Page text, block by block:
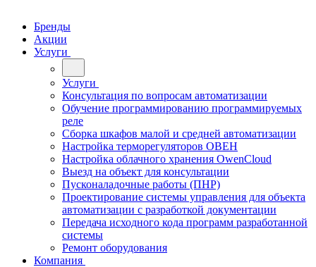
Бренды
Акции
Услуги
Услуги
Консультация по вопросам автоматизации
Обучение программированию программируемых
реле
Сборка шкафов малой и средней автоматизации
Настройка терморегуляторов ОВЕН
Настройка облачного хранения OwenCloud
Выезд на объект для консультации
Пусконаладочные работы (ПНР)
Проектирование системы управления для объекта
автоматизации с разработкой документации
Передача исходного кода программ разработанной
системы
Ремонт оборудования
Компания